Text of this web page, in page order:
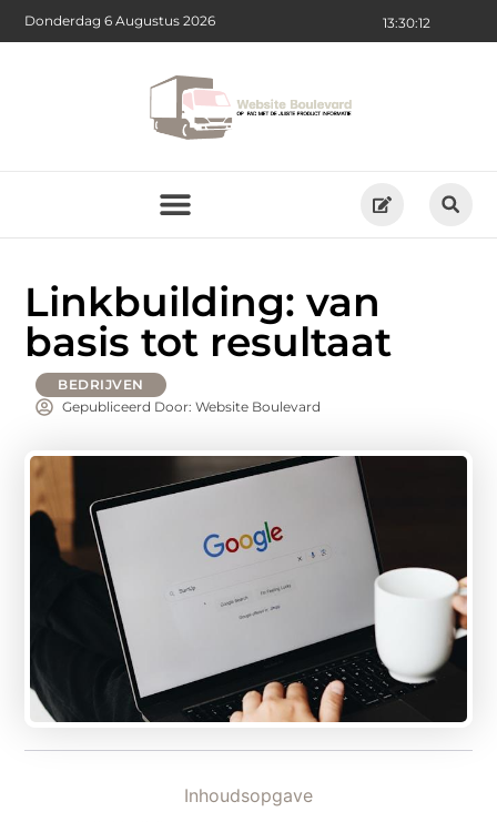
13:30:14
Donderdag 6 Augustus 2026
Linkbuilding: van
basis tot resultaat
BEDRIJVEN
Gepubliceerd Door: Website Boulevard
Inhoudsopgave